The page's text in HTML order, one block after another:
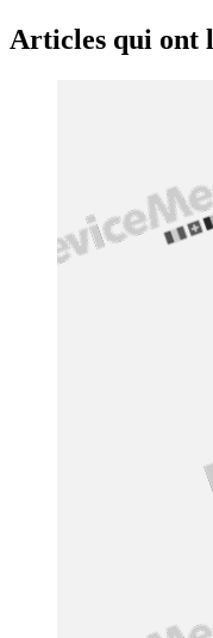
Articles qui ont